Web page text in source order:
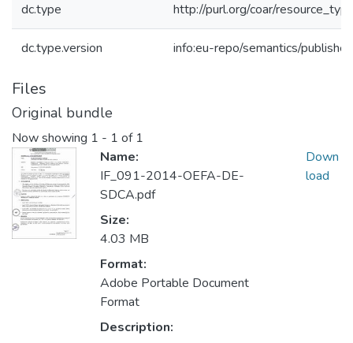
dc.type http://purl.org/coar/
dc.type.version info:eu-repo/semantics/
Files
Original bundle
Now showing 1 - 1 of 1
Name:
IF_091-2014-OEFA-DE-
SDCA.pdf
Size:
4.03 MB
Format:
Adobe Portable Document
Format
Description:
Down
load